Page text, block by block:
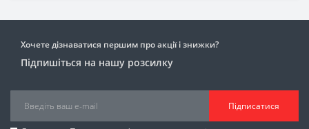
Хочете дізнаватися першим про акції і знижки?
Підпишіться на нашу розсилку
Підписатися